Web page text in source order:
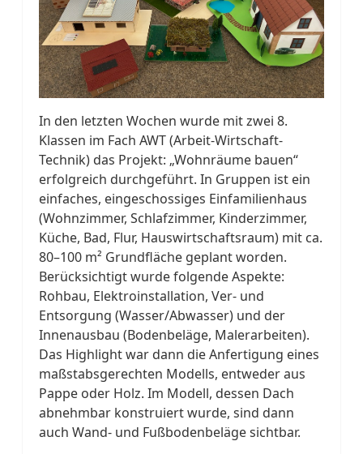
In den letzten Wochen wurde mit zwei 8.
Klassen im Fach AWT (Arbeit-Wirtschaft-
Technik) das Projekt: „Wohnräume bauen“
erfolgreich durchgeführt. In Gruppen ist ein
einfaches, eingeschossiges Einfamilienhaus
(Wohnzimmer, Schlafzimmer, Kinderzimmer,
Küche, Bad, Flur, Hauswirtschaftsraum) mit ca.
80–100 m² Grundfläche geplant worden.
Berücksichtigt wurde folgende Aspekte:
Rohbau, Elektroinstallation, Ver- und
Entsorgung (Wasser/Abwasser) und der
Innenausbau (Bodenbeläge, Malerarbeiten).
Das Highlight war dann die Anfertigung eines
maßstabsgerechten Modells, entweder aus
Pappe oder Holz. Im Modell, dessen Dach
abnehmbar konstruiert wurde, sind dann
auch Wand- und Fußbodenbeläge sichtbar.